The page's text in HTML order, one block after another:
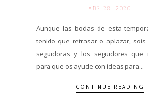
ABR 28. 2020
Aunque las bodas de esta
tenido que retrasar o aplazar, sois
seguidoras y los seguidores que
para que os ayude con ideas para...
CONTINUE READING